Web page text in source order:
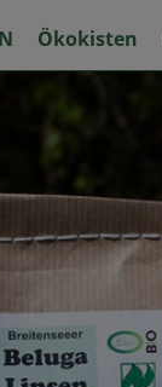
Ökokisten